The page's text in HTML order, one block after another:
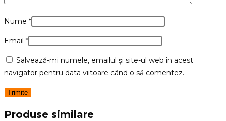
Nume *
Email *
Salvează-mi numele, emailul și site-ul web în acest
navigator pentru data viitoare când o să comentez.
Produse similare